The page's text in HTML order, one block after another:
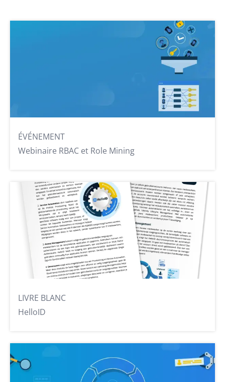
ÉVÉNEMENT
Webinaire RBAC et Role Mining
LIVRE BLANC
HelloID